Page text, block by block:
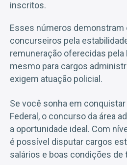
inscritos.
Esses números
concurseiros pela
remuneração oferecidas pela
mesmo para cargos
exigem atuação policial.
Se você sonha em conquistar
Federal, o concurso da área
a oportunidade ideal. Com
é possível disputar cargos
salários e boas condições de